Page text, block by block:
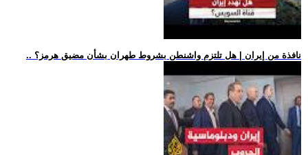
.. نافذة من إيران | هل تلتزم واشنطن بشروط طهران بشأن مضيق هرمز؟